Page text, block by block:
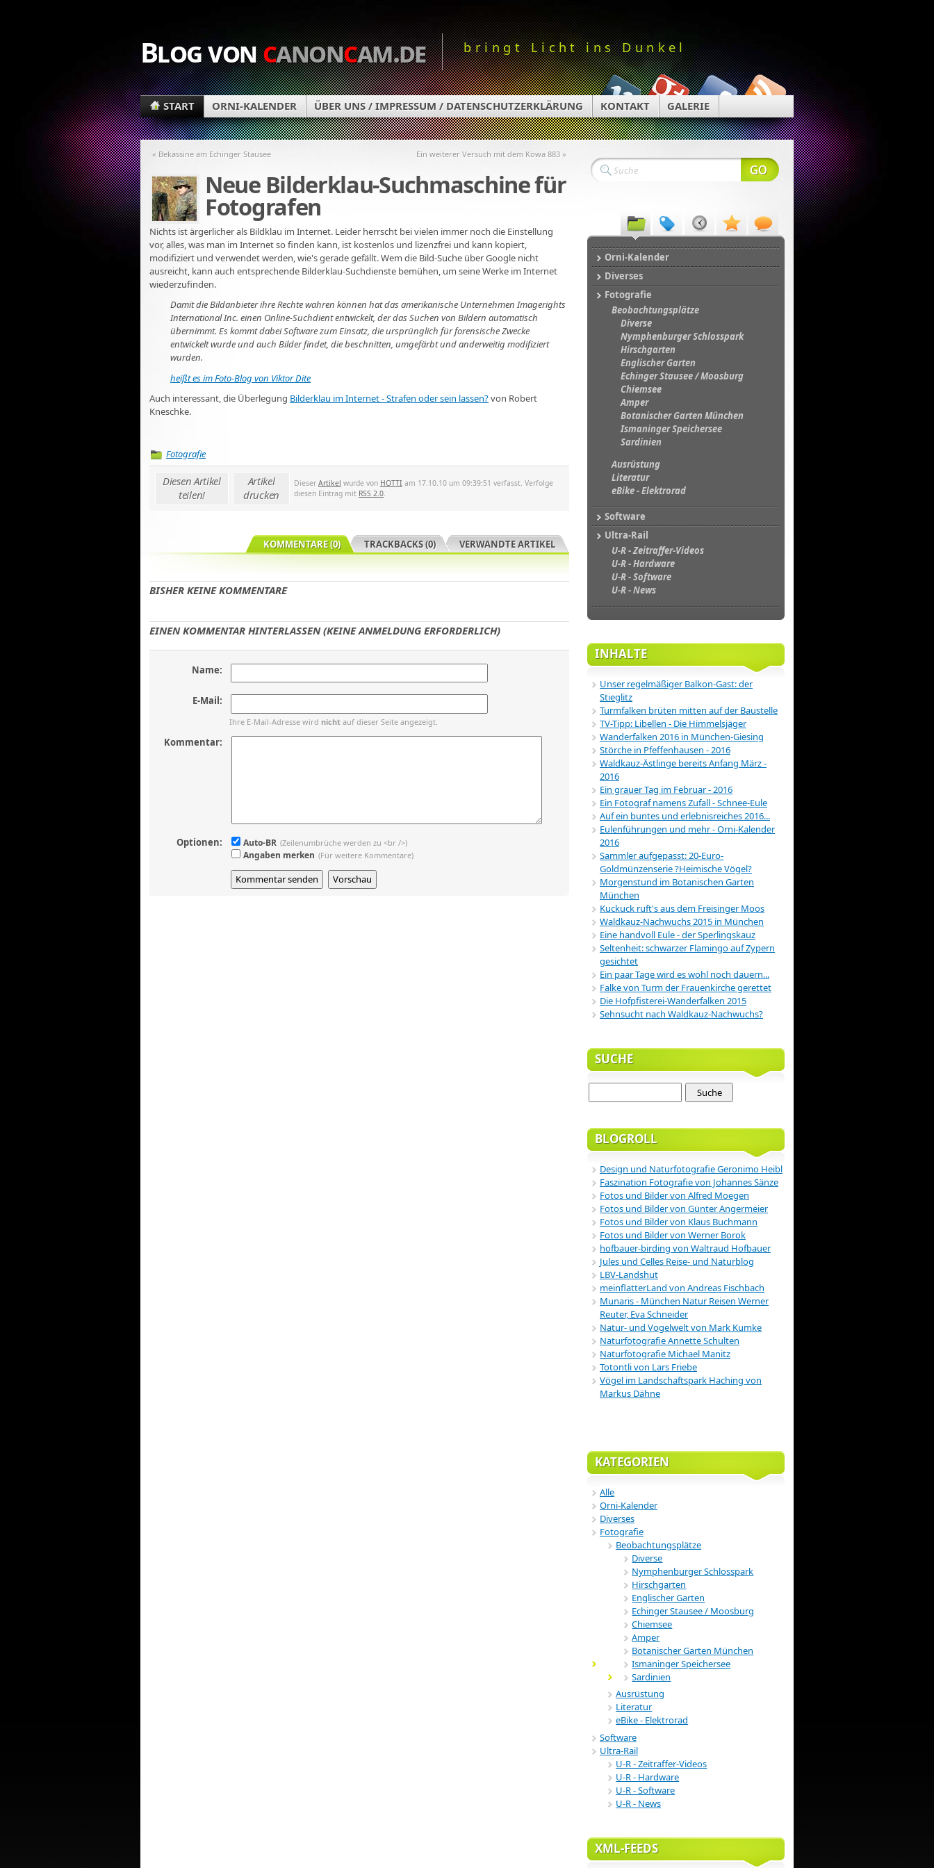
Blog voncanoncam.de bringt Licht ins Dunkel
START ORNI-KALENDER ÜBER UNS / IMPRESSUM / DATENSCHUTZERKLÄRUNG KONTAKT GALERIE
« Bekassine am Echinger Stausee Ein weiterer Versuch mit dem Kowa 883 »
Neue Bilderklau-Suchmaschine für
Fotografen
Nichts ist ärgerlicher als Bildklau im Internet. Leider herrscht bei vielen immer noch die Einstellung
vor, alles, was man im Internet so finden kann, ist kostenlos und lizenzfrei und kann kopiert,
modifiziert und verwendet werden, wie's gerade gefällt. Wem die Bild-Suche über Google nicht
ausreicht, kann auch entsprechende Bilderklau-Suchdienste bemühen, um seine Werke im Internet
wiederzufinden.
Damit die Bildanbieter ihre Rechte wahren können hat das amerikanische Unternehmen Imagerights
International Inc. einen Online-Suchdient entwickelt, der das Suchen von Bildern automatisch
übernimmt. Es kommt dabei Software zum Einsatz, die ursprünglich für forensische Zwecke
entwickelt wurde und auch Bilder findet, die beschnitten, umgefärbt und anderweitig modifiziert
wurden.
heißt es im Foto-Blog von Viktor Dite
Auch interessant, die Überlegung Bilderklau im Internet - Strafen oder sein lassen?von Robert
Kneschke.
Fotografie
Diesen Artikel
teilen!
Artikel
drucken
Dieser Artikel wurde von HOTTI am 17.10.10 um 09:39:51 verfasst. Verfolge
diesen Eintrag mit RSS 2.0.
VERWANDTE ARTIKEL
TRACKBACKS (0)
KOMMENTARE (0)
BISHER KEINE KOMMENTARE
EINEN KOMMENTAR HINTERLASSEN (KEINE ANMELDUNG ERFORDERLICH)
Name:
E-Mail:
Ihre E-Mail-Adresse wird nichtauf dieser Seite angezeigt.
Kommentar:
Optionen: Auto-BR (Zeilenumbrüche werden zu <br />)
Angaben merken (Für weitere Kommentare)
Orni-Kalender
Diverses
Fotografie
Beobachtungsplätze
Diverse
Nymphenburger Schlosspark
Hirschgarten
Englischer Garten
Echinger Stausee / Moosburg
Chiemsee
Amper
Botanischer Garten München
Ismaninger Speichersee
Sardinien
Ausrüstung
Literatur
eBike - Elektrorad
Software
Ultra-Rail
U-R - Zeitraffer-Videos
U-R - Hardware
U-R - Software
U-R - News
INHALTE
Unser regelmäßiger Balkon-Gast: der
Stieglitz
Turmfalken brüten mitten auf der Baustelle
TV-Tipp: Libellen - Die Himmelsjäger
Wanderfalken 2016 in München-Giesing
Störche in Pfeffenhausen - 2016
Waldkauz-Ästlinge bereits Anfang März -
2016
Ein grauer Tag im Februar - 2016
Ein Fotograf namens Zufall - Schnee-Eule
Auf ein buntes und erlebnisreiches 2016...
Eulenführungen und mehr - Orni-Kalender
2016
Sammler aufgepasst: 20-Euro-
Goldmünzenserie ?Heimische Vögel?
Morgenstund im Botanischen Garten
München
Kuckuck ruft's aus dem Freisinger Moos
Waldkauz-Nachwuchs 2015 in München
Eine handvoll Eule - der Sperlingskauz
Seltenheit: schwarzer Flamingo auf Zypern
gesichtet
Ein paar Tage wird es wohl noch dauern...
Falke von Turm der Frauenkirche gerettet
Die Hofpfisterei-Wanderfalken 2015
Sehnsucht nach Waldkauz-Nachwuchs?
SUCHE
BLOGROLL
Design und Naturfotografie Geronimo Heibl
Faszination Fotografie von Johannes Sänze
Fotos und Bilder von Alfred Moegen
Fotos und Bilder von Günter Angermeier
Fotos und Bilder von Klaus Buchmann
Fotos und Bilder von Werner Borok
hofbauer-birding von Waltraud Hofbauer
Jules und Celles Reise- und Naturblog
LBV-Landshut
meinflatterLand von Andreas Fischbach
Munaris - München Natur Reisen Werner
Reuter, Eva Schneider
Natur- und Vogelwelt von Mark Kumke
Naturfotografie Annette Schulten
Naturfotografie Michael Manitz
Totontli von Lars Friebe
Vögel im Landschaftspark Haching von
Markus Dähne
KATEGORIEN
Alle
Orni-Kalender
Diverses
Fotografie
Beobachtungsplätze
Diverse
Nymphenburger Schlosspark
Hirschgarten
Englischer Garten
Echinger Stausee / Moosburg
Chiemsee
Amper
Botanischer Garten München
Ismaninger Speichersee
Sardinien
Ausrüstung
Literatur
eBike - Elektrorad
Software
Ultra-Rail
U-R - Zeitraffer-Videos
U-R - Hardware
U-R - Software
U-R - News
XML-FEEDS